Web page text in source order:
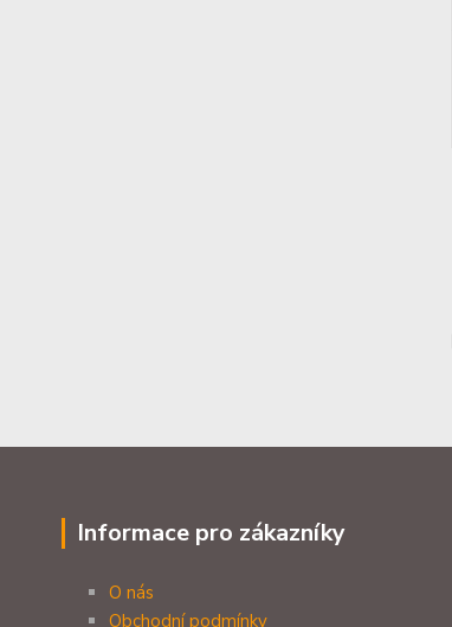
Informace pro zákazníky
O nás
Obchodní podmínky